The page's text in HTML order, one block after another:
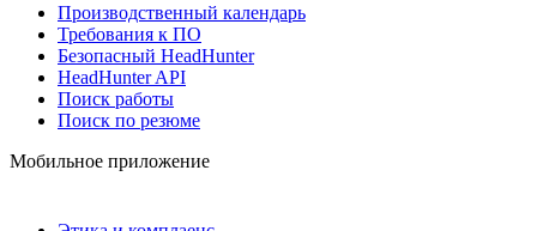
Производственный календарь
Требования к ПО
Безопасный HeadHunter
HeadHunter API
Поиск работы
Поиск по резюме
Мобильное приложение